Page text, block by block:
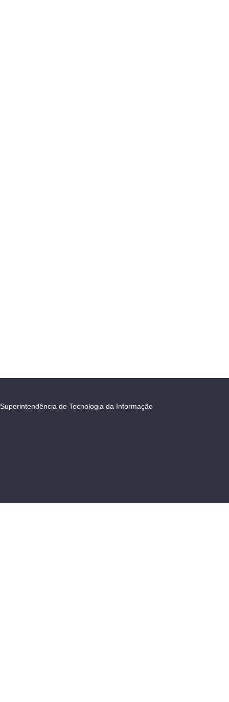
Superintendência de Tecnologia da Informação